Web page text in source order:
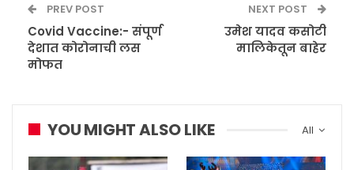
PREV POST
Covid Vaccine:- संपूर्ण
देशात कोरोनाची लस
मोफत
NEXT POST
उमेश यादव कसोटी
मालिकेतून बाहेर
All
YOU MIGHT ALSO LIKE